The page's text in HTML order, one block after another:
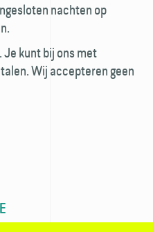
nachten op
kunt bij ons met
Wij accepteren geen